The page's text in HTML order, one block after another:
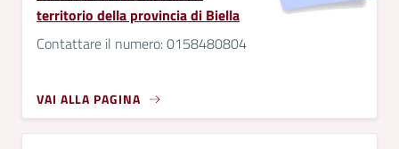
territorio della provincia di Biella
Contattare il numero: 0158480804
VAI ALLA PAGINA